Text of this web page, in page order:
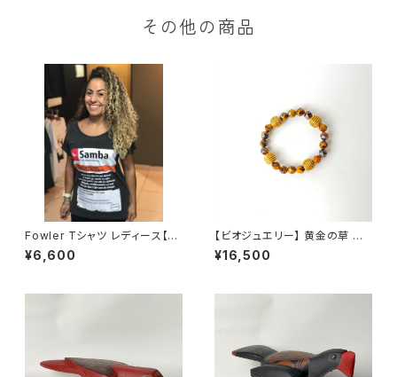
その他の商品
Fowler Tシャツ レディース【sa
mba remedio】
¥6,600
【ビオジュエリー】 黄金の草 カッ
ピンドウラード ブレスレット タイ
ガーアイ ブラウン
¥16,500